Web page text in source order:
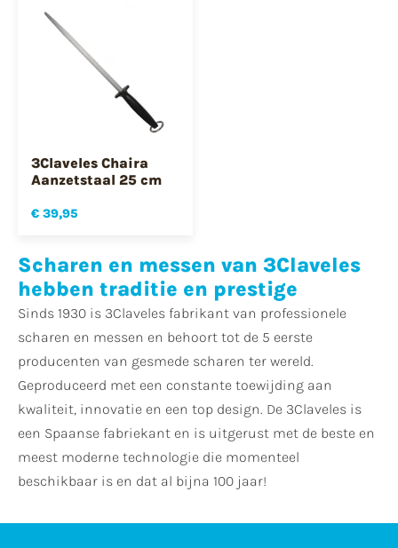
3Claveles Chaira
Aanzetstaal 25 cm
€ 39,95
Scharen en messen van 3Claveles
hebben traditie en prestige
Sinds 1930 is 3Claveles fabrikant van professionele
scharen en messen en behoort tot de 5 eerste
producenten van gesmede scharen ter wereld.
Geproduceerd met een constante toewijding aan
kwaliteit, innovatie en een top design. De 3Claveles is
een Spaanse fabriekant en is uitgerust met de beste en
meest moderne technologie die momenteel
beschikbaar is en dat al bijna 100 jaar!